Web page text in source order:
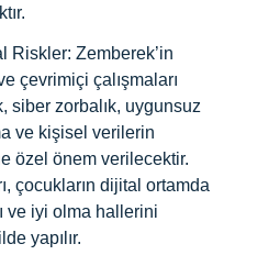
çevrimiçi çalışmaları
siber zorbalık, uygunsuz
ve kişisel verilerin
özel önem verilecektir.
çocukların dijital ortamda
ve iyi olma hallerini
yapılır.